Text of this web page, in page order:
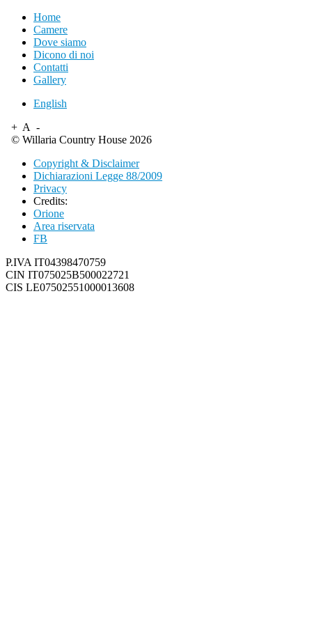
Home
Camere
Dove siamo
Dicono di noi
Contatti
Gallery
English
+ A -
© Willaria Country House 2026
Copyright & Disclaimer
Dichiarazioni Legge 88/2009
Privacy
Credits:
Orione
Area riservata
FB
P.IVA IT04398470759
CIN IT075025B500022721
CIS LE07502551000013608